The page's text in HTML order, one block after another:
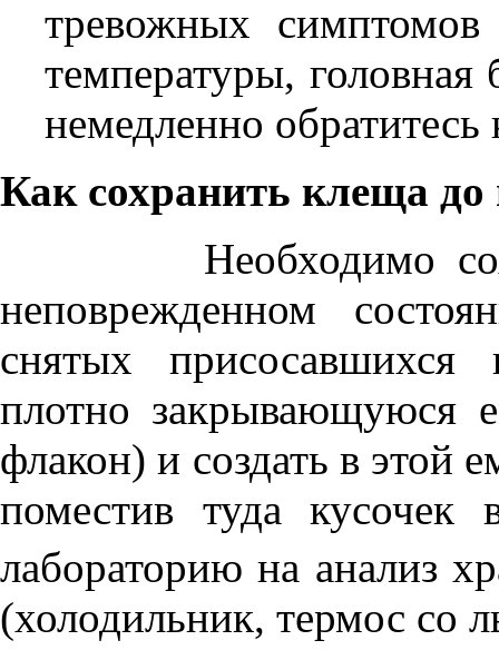
тревожных
температуры, головная
немедленно обратитесь
Как сохранить клеща до
Необходимо
неповрежденном
снятых
плотно закрывающуюся
флакон) и создать в этой
поместив туда
лабораторию на анализ
(холодильник, термос со